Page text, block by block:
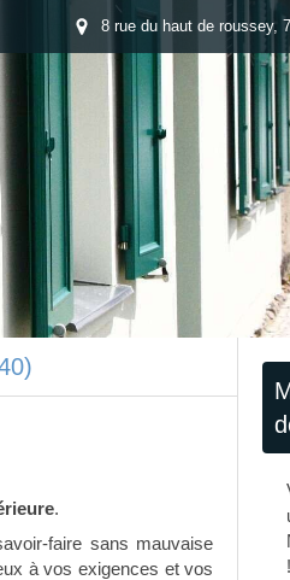
8 rue du haut de roussey,
.
faire sans mauvaise
à vos exigences et vos